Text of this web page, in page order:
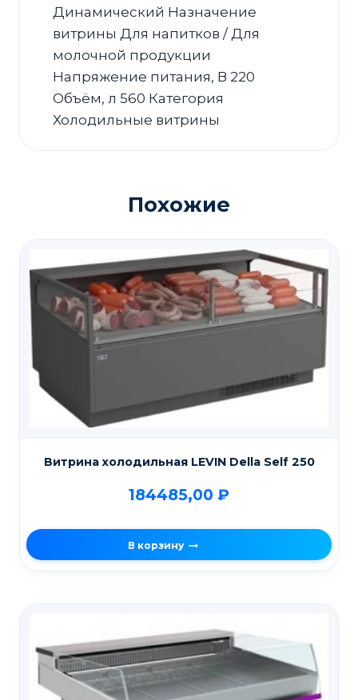
Динамический Назначение
витрины Для напитков / Для
молочной продукции
Напряжение питания, В 220
Объём, л 560 Категория
Холодильные витрины
Похожие
Витрина холодильная LEVIN Della Self 250
184485,00 ₽
В корзину